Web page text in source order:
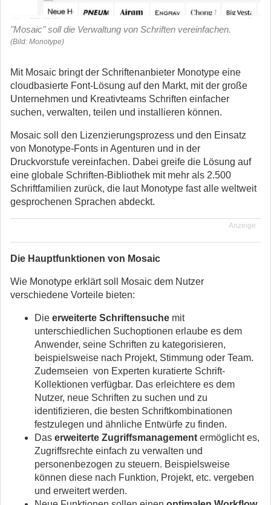
"Mosaic" soll die Verwaltung von Schriften vereinfachen.
(Bild: Monotype)
Mit Mosaic bringt der Schriftenanbieter Monotype eine
cloudbasierte Font-Lösung auf den Markt, mit der große
Unternehmen und Kreativteams Schriften einfacher
suchen, verwalten, teilen und installieren können.
Mosaic soll den Lizenzierungsprozess und den Einsatz
von Monotype-Fonts in Agenturen und in der
Druckvorstufe vereinfachen. Dabei greife die Lösung auf
eine globale Schriften-Bibliothek mit mehr als 2.500
Schriftfamilien zurück, die laut Monotype fast alle weltweit
gesprochenen Sprachen abdeckt.
Anzeige
Die Hauptfunktionen von Mosaic
Wie Monotype erklärt soll Mosaic dem Nutzer
verschiedene Vorteile bieten:
Die erweiterte Schriftensuche mit
unterschiedlichen Suchoptionen erlaube es dem
Anwender, seine Schriften zu kategorisieren,
beispielsweise nach Projekt, Stimmung oder Team.
Zudemseien von Experten kuratierte Schrift-
Kollektionen verfügbar. Das erleichtere es dem
Nutzer, neue Schriften zu suchen und zu
identifizieren, die besten Schriftkombinationen
festzulegen und ähnliche Entwürfe zu finden.
Das erweiterte Zugriffsmanagement ermöglicht es,
Zugriffsrechte einfach zu verwalten und
personenbezogen zu steuern. Beispielsweise
können diese nach Funktion, Projekt, etc. vergeben
und erweitert werden.